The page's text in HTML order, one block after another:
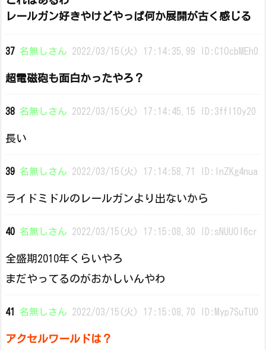
レールガン好きやけどやっぱ何か展開が古く感じる
37 名無しさん 2022/03/15(火) 17:14:35.99 ID:C1OcbMEh0
超電磁砲も面白かったやろ？
38 名無しさん 2022/03/15(火) 17:14:45.15 ID:3ffI10y20
長い
39 名無しさん 2022/03/15(火) 17:14:58.71 ID:lnZKg4nua
ライドミドルのレールガンより出ないから
40 名無しさん 2022/03/15(火) 17:15:08.30 ID:sNUUOI6cr
全盛期2010年くらいやろ
まだやってるのがおかしいんやわ
41 名無しさん 2022/03/15(火) 17:15:08.70 ID:Myp7SuTU0
アクセルワールドは？